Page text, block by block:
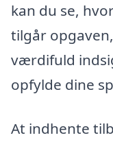
kan du se,
tilgår
værdifuld
opfylde dine
At indhente